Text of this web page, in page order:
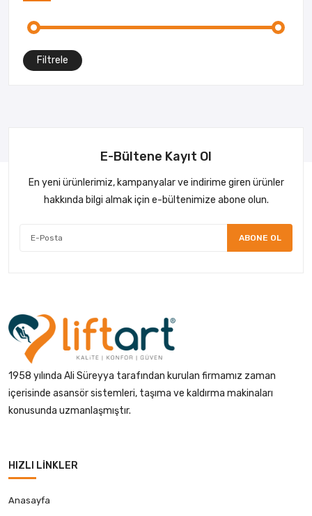
Filtrele
E-Bültene Kayıt Ol
En yeni ürünlerimiz, kampanyalar ve indirime giren ürünler
hakkında bilgi almak için e-bültenimize abone olun.
ABONE OL
1958 yılında Ali Süreyya tarafından kurulan firmamız zaman
içerisinde asansör sistemleri, taşıma ve kaldırma makinaları
konusunda uzmanlaşmıştır.
HIZLI LINKLER
Anasayfa